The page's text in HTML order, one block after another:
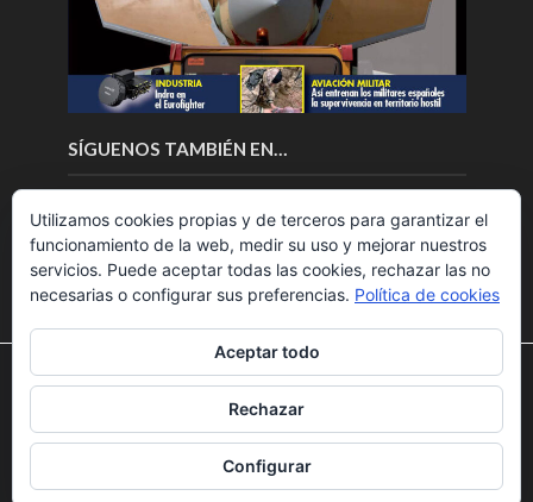
SÍGUENOS TAMBIÉN EN…
Copyright © 2018.Fly News.Noticias aerospacial
UAS aviación comercial
Utilizamos cookies para ofrecerte la mejor experiencia en
nuestra web.
Puedes aprender más sobre qué cookies utilizamos o
desactivarlas en losajustes.
Utilizamos cookies propias y de terceros para garantizar el
funcionamiento de la web, medir su uso y mejorar nuestros
servicios. Puede aceptar todas las cookies, rechazar las no
necesarias o configurar sus preferencias. Política de cookies
Aceptar todo
Rechazar
Configurar